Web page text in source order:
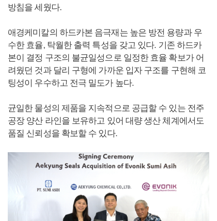
방침을 세웠다.
애경케미칼의 하드카본 음극재는 높은 방전 용량과 우
수한 효율, 탁월한 출력 특성을 갖고 있다. 기존 하드카
본이 결정 구조의 불균일성으로 일정한 효율 확보가 어
려웠던 것과 달리 구형에 가까운 입자 구조를 구현해 코
팅성이 우수하고 전극 밀도가 높다.
균일한 물성의 제품을 지속적으로 공급할 수 있는 전주
공장 양산 라인을 보유하고 있어 대량 생산 체계에서도
품질 신뢰성을 확보할 수 있다.